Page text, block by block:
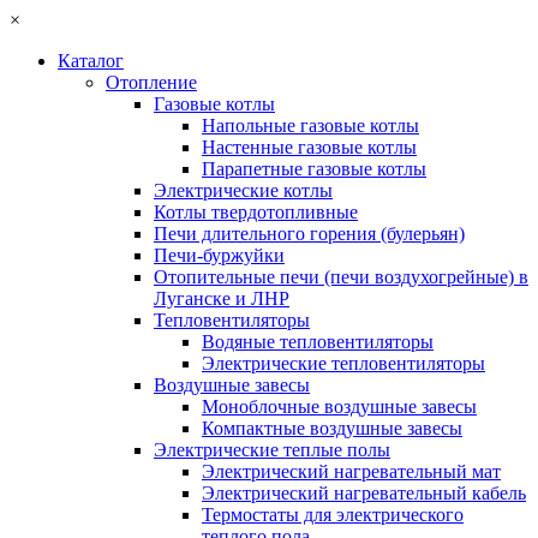
×
Каталог
Отопление
Газовые котлы
Напольные газовые котлы
Настенные газовые котлы
Парапетные газовые котлы
Электрические котлы
Котлы твердотопливные
Печи длительного горения (булерьян)
Печи-буржуйки
Отопительные печи (печи воздухогрейные) в
Луганске и ЛНР
Тепловентиляторы
Водяные тепловентиляторы
Электрические тепловентиляторы
Воздушные завесы
Моноблочные воздушные завесы
Компактные воздушные завесы
Электрические теплые полы
Электрический нагревательный мат
Электрический нагревательный кабель
Термостаты для электрического